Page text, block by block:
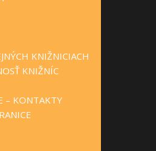
KNIŽNICIACH
KNIŽNÍC
– KONTAKTY